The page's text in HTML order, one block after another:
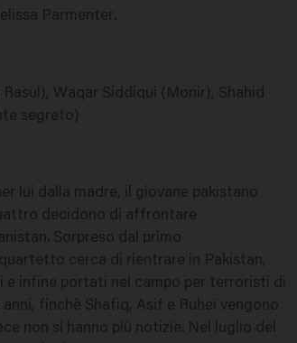
Parmenter.
Waqar Siddiqui (Monir), Shahid
segreto)
lui dalla madre, il giovane pakistano
decidono di affrontare
Sorpreso dal primo
cerca di rientrare in Pakistan,
e infine portati nel campo per terroristi di
finchè Shafiq, Asif e Ruhei vengono
non si hanno più notizie. Nel luglio del